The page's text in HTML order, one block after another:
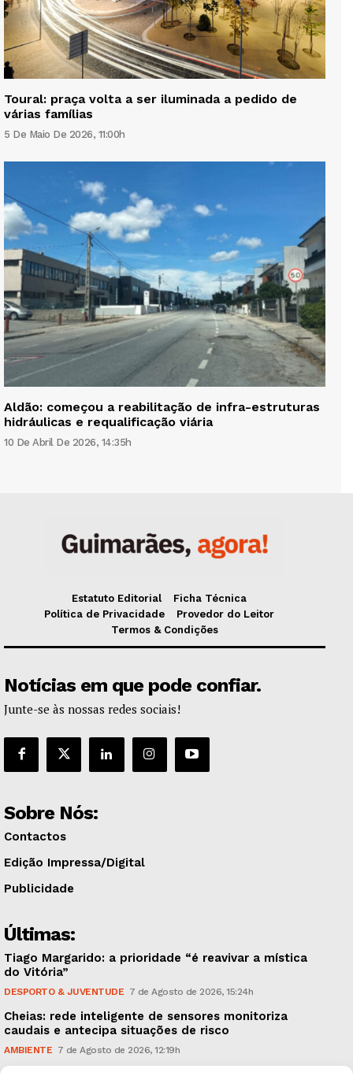
Toural: praça volta a ser iluminada a pedido de
várias famílias
5 De Maio De 2026, 11:00h
Aldão: começou a reabilitação de infra-estruturas
hidráulicas e requalificação viária
10 De Abril De 2026, 14:35h
Estatuto Editorial
Ficha Técnica
Política de Privacidade
Provedor do Leitor
Termos & Condições
Notícias em que pode confiar.
Junte-se às nossas redes sociais!
Sobre Nós:
Contactos
Edição Impressa/Digital
Publicidade
Últimas:
Tiago Margarido: a prioridade “é reavivar a mística
do Vitória”
DESPORTO & JUVENTUDE 7 de Agosto de 2026, 15:24h
Cheias: rede inteligente de sensores monitoriza
caudais e antecipa situações de risco
AMBIENTE 7 de Agosto de 2026, 12:19h